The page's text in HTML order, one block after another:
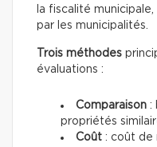
la fiscalité
par les municipalités.
Trois méthodes
évaluations :
Comparaison :
propriétés
Coût : coût de